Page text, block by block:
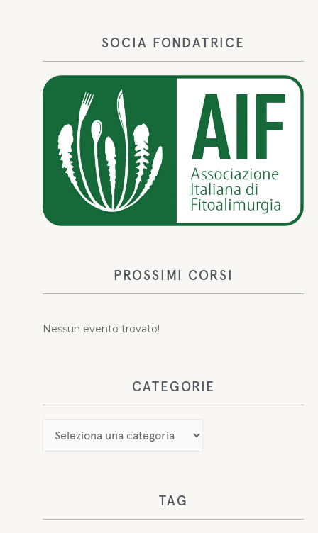
SOCIA FONDATRICE
PROSSIMI CORSI
Nessun evento trovato!
CATEGORIE
TAG